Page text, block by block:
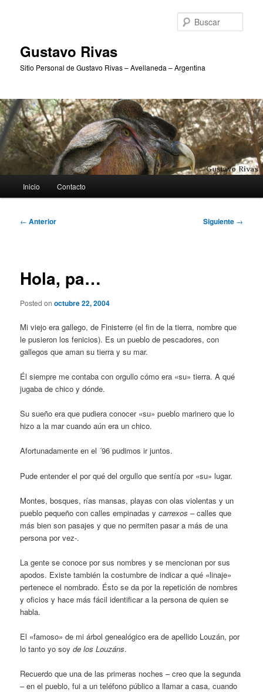
Gustavo Rivas
Sitio Personal de Gustavo Rivas – Avellaneda – Argentina
principal
Inicio Contacto
Navegación
← Anterior Siguiente →
Hola, pa…
Posted onoctubre 22, 2004
Mi viejo era gallego, de Finisterre (el fin de la tierra, nombre que
le pusieron los fenicios). Es un pueblo de pescadores, con
gallegos que aman su tierra y su mar.
Él siempre me contaba con orgullo cómo era «su» tierra. A qué
jugaba de chico y dónde.
Su sueño era que pudiera conocer «su» pueblo marinero que lo
hizo a la mar cuando aún era un chico.
Afortunadamente en el ´96 pudimos ir juntos.
Pude entender el por qué del orgullo que sentía por «su» lugar.
Montes, bosques, rías mansas, playas con olas violentas y un
pueblo pequeño con calles empinadas ycarrexos – calles que
más bien son pasajes y que no permiten pasar a más de una
persona por vez-.
La gente se conoce por sus nombres y se mencionan por sus
apodos. Existe también la costumbre de indicar a qué «linaje»
pertenece el nombrado. Ésto se da por la repetición de nombres
y oficios y hace más fácil identificar a la persona de quien se
habla.
El «famoso» de mi árbol genealógico era de apellido Louzán, por
lo tanto yo soyde los Louzáns.
Recuerdo que una de las primeras noches – creo que la segunda
– en el pueblo, fui a un teléfono público a llamar a casa, cuando